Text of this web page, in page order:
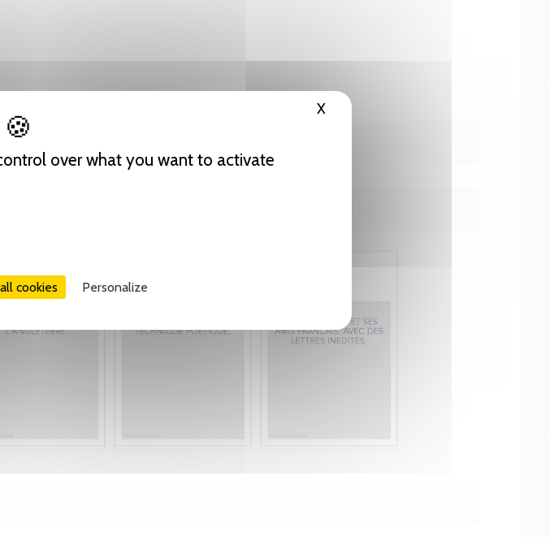
over what you want to activate
cookies Personalize
X Hide cookie banner